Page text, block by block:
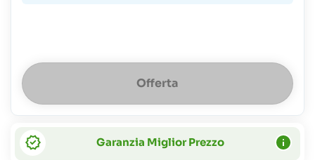
Offerta
Garanzia Miglior Prezzo